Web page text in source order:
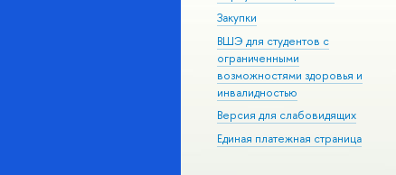
Закупки
ВШЭ для студентов с
ограниченными
возможностями здоровья и
инвалидностью
Версия для слабовидящих
Единая платежная страница